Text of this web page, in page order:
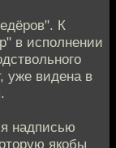
К
в исполнении
уже видена в
надписью
якобы